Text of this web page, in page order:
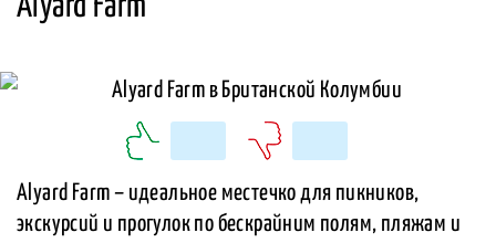
Alyard Farm
Alyard Farm – идеальное местечко для пикников,
экскурсий и прогулок по бескрайним полям, пляжам и